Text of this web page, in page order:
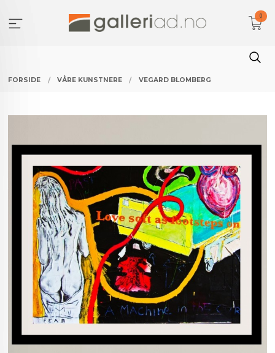
innholdet
0
FORSIDE VÅRE KUNSTNERE VEGARD BLOMBERG